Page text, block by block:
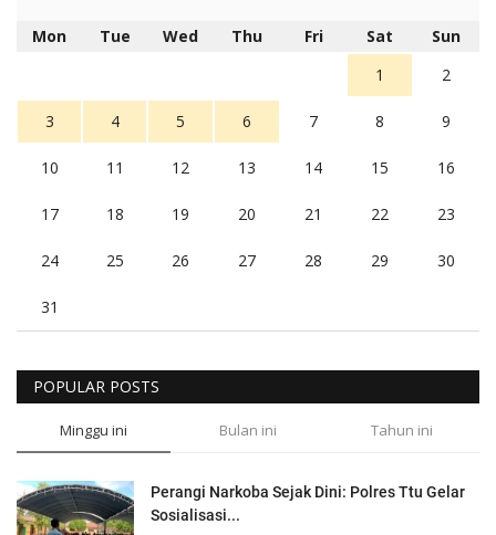
Mon Tue Wed Thu Fri Sat
Sun
1
2
3 4 5 6 7 8 9
10 11 12 13 14 15 16
17 18 19 20 21 22 23
24 25 26 27 28 29 30
31
POPULAR POSTS
Minggu ini Bulan ini Tahun ini
Perangi Narkoba Sejak Dini: Polres Ttu Gelar
Sosialisasi...